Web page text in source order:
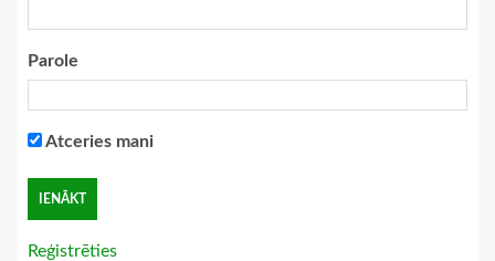
Parole
Atceries mani
Reģistrēties